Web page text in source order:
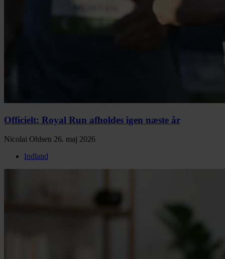
Officielt: Royal Run afholdes igen næste år
Nicolai Ohlsen 26. maj 2026
Indland